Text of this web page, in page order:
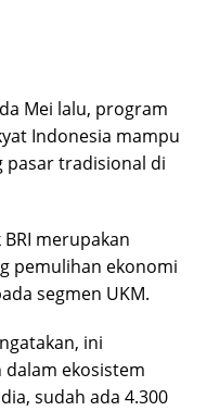
Mei lalu, program
Indonesia mampu
pasar tradisional di
merupakan
pemulihan ekonomi
segmen UKM.
ini
ekosistem
sudah ada 4.300